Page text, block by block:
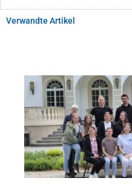
Verwandte Artikel